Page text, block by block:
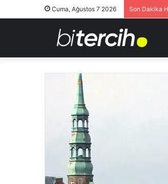
Cuma, Ağustos 7 2026 Son Dakika